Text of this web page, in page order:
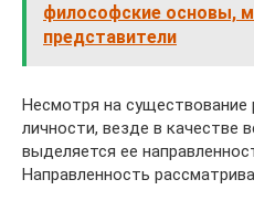
философские основы,
представители
Несмотря на существование
личности, везде в качестве
выделяется ее
Направленность